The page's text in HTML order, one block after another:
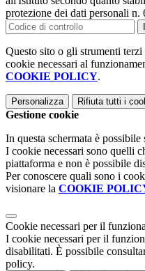
protezione dei dati personali
Questo sito o gli strumenti
cookie necessari al
COOKIE POLICY.
Personalizza Rifiuta tutti i
Gestione cookie
In questa schermata è
I cookie necessari sono quelli
piattaforma e non è possibile
Per conoscere quali sono i
visionare la COOKIE
Cookie necessari per il
I cookie necessari per il
disabilitati. È possibile
policy.